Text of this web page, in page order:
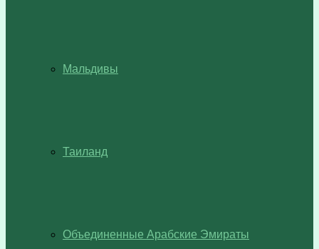
Мальдивы
Таиланд
Объединенные Арабские Эмираты